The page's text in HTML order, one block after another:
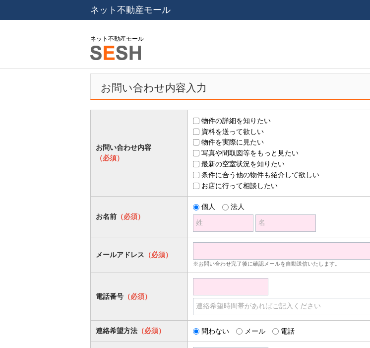
ネット不動産モール
ネット不動産モール
お問い合わせ内容入力
お問い合わせ内容
（必須）
物件の詳細を知りたい
資料を送って欲しい
物件を実際に見たい
写真や間取図等をもっと見たい
最新の空室状況を知りたい
条件に合う他の物件も紹介して欲しい
お店に行って相談したい
お名前 （必須）
個人
法人
姓
名
メールアドレス （必須）
※お問い合わせ完了後に確認メールを自動送信いたします。
電話番号 （必須）
連絡希望時間帯があればご記入ください
連絡希望方法 （必須） 問わない メール 電話